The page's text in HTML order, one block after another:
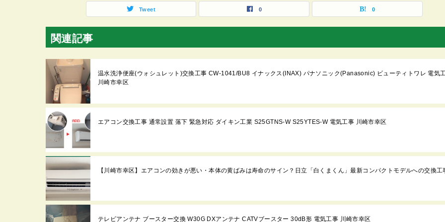
Tweet 0 0
関連記事
温水洗浄便座(ウォシュレット)交換工事 CW-1041/BU8 イナックス(INAX) パナソニック(Panasonic) ビューティトワレ 電気
川崎市幸区
エアコン交換工事 通常設置 落下 緊急対応 ダイキン工業 S25GTNS-W S25YTES-W 電気工事 川崎市幸区
【川崎市幸区】エアコンの効きが悪い・本体の黄ばみは寿命のサイン？日立「白くまくん」最新コンパクトモデルへの交換工
テレビアンテナ ブースター交換 W30G DXアンテナ CATVブースター 30dB形 電気工事 川崎市幸区